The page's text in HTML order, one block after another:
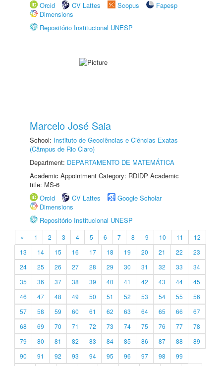
Orcid
CV Lattes Scopus
Fapesp
Dimensions
Repositório Institucional UNESP
Marcelo José Saia
School: Instituto de Geociências e Ciências Exatas
(Câmpus de Rio Claro)
Department: DEPARTAMENTO DE MATEMÁTICA
Academic Appointment Category: RDIDP Academic
title: MS-6
Orcid
CV Lattes
Google Scholar
Dimensions
Repositório Institucional UNESP
« 1 2 3 4 5 6 7 8 9 10 11
12
13
14 15 16 17 18 19 20 21 22
23
24
25 26 27 28 29 30 31 32 33
34
35
36 37 38 39 40 41 42 43 44
45
46
47 48 49 50 51 52 53 54 55
56
57
58 59 60 61 62 63 64 65 66
67
68
69 70 71 72 73 74 75 76 77
78
79
80 81 82 83 84 85 86 87 88
89
90
91 92 93 94 95 96 97 98
99